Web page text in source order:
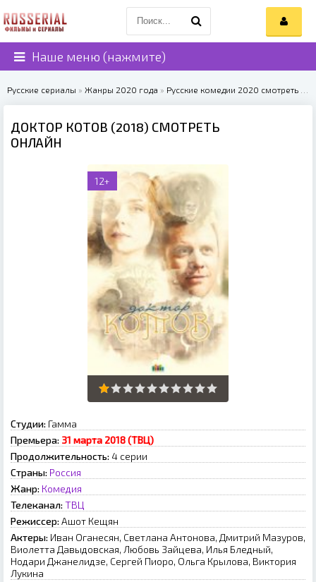
Наше меню (нажмите)
Русские сериалы » Жанры 2020 года » Русские комедии 2020 смотреть онлайн
ДОКТОР КОТОВ (2018) СМОТРЕТЬ
ОНЛАЙН
12+
Студии: Гамма
Премьера: 31 марта 2018 (ТВЦ)
Продолжительность: 4 серии
Страны: Россия
Жанр: Комедия
Телеканал: ТВЦ
Режиссер: Ашот Кещян
Актеры: Иван Оганесян, Светлана Антонова, Дмитрий Мазуров,
Виолетта Давыдовская, Любовь Зайцева, Илья Бледный,
Нодари Джанелидзе, Сергей Пиоро, Ольга Крылова, Виктория
Лукина